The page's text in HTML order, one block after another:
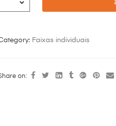
Faixas individuais
on: